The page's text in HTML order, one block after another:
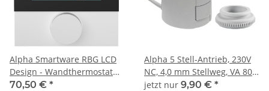
Alpha Smartware RBG LCD
Design - Wandthermostat
RDS61011-N1
70,50 € *
Alpha 5 Stell-Antrieb, 230V
NC, 4,0 mm Stellweg, VA 80
(20405-00N80-1S)
jetzt nur 9,90 € *